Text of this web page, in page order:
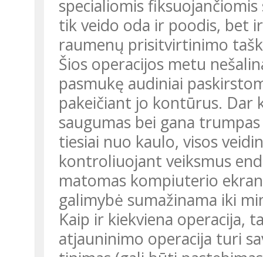
specialiomis
tik veido oda ir poodis, bet
raumenų prisitvirtinimo
Šios operacijos metu
pasmukę audiniai
pakeičiant jo kontūrus. Dar
saugumas bei gana
tiesiai nuo kaulo, visos
kontroliuojant veiksmus
matomas kompiuterio
galimybė sumažinama iki
Kaip ir kiekviena operacija,
atjauninimo operacija turi